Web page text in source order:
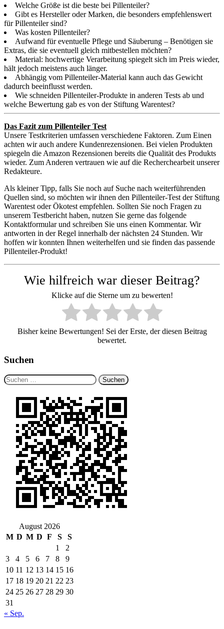
Welche Größe ist die beste bei Pillenteiler?
Gibt es Hersteller oder Marken, die besonders empfehlenswert
für Pillenteiler sind?
Was kosten Pillenteiler?
Aufwand für eventuelle Pflege und Säuberung – Benötigen sie
Extras, die sie eventuell gleich mitbestellen möchten?
Material: hochwertige Verarbeitung spiegelt sich im Preis wieder,
hält jedoch meistens auch länger.
Abhängig vom Pillenteiler-Material kann auch das Gewicht
dadurch beeinflusst werden.
Wie schneiden Pillenteiler-Produkte in anderen Tests ab und
welche Bewertung gab es von der Stiftung Warentest?
Das Fazit zum Pillenteiler Test
Unsere Testkriterien umfassen verschiedene Faktoren. Zum Einen
achten wir auch andere Kundenrezensionen. Bei vielen Produkten
spiegeln die Amazon Rezensionen bereits die Qualität des Produkts
wieder. Zum Anderen vertrauen wie auf die Recherchearbeit unserer
Redakteure.
Als kleiner Tipp, falls Sie noch auf Suche nach weiterführenden
Quellen sind, so möchten wir ihnen den Pillenteiler-Test der Stiftung
Warentest oder Ökotest empfehlen. Sollten Sie noch Fragen zu
unserem Testbericht haben, nutzen Sie gerne das folgende
Kontaktformular und schreiben Sie uns einen Kommentar. Wir
antworten in der Regel innerhalb der nächsten 24 Stunden. Wir
hoffen wir konnten Ihnen weiterhelfen und sie finden das passende
Pillenteiler-Produkt!
Wie hilfreich war dieser Beitrag?
Klicke auf die Sterne um zu bewerten!
Bisher keine Bewertungen! Sei der Erste, der diesen Beitrag
bewertet.
Suchen
Suchen
nach:
August 2026
M D M D F S
S
1
2
3
4 5 6 7 8
9
10 11 12 13 14 15 16
17 18 19 20 21 22 23
24 25 26 27 28 29 30
31
« Sep.